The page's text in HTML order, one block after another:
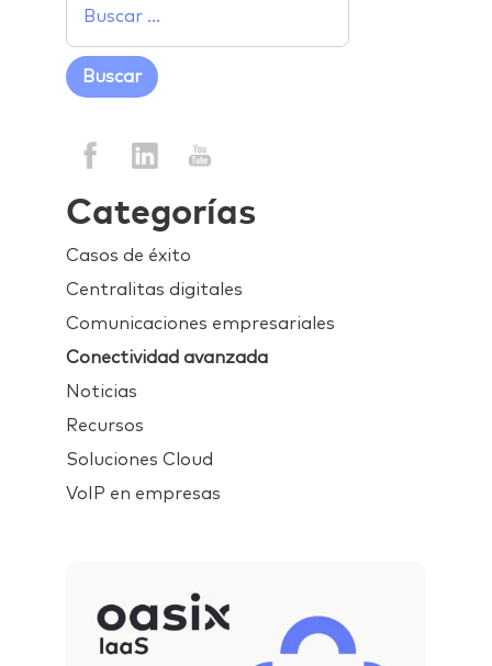
Categorías
Casos de éxito
Centralitas digitales
Comunicaciones empresariales
Conectividad avanzada
Noticias
Recursos
Soluciones Cloud
VoIP en empresas